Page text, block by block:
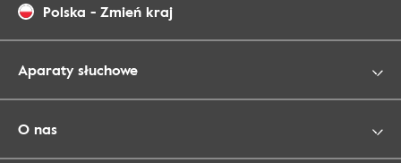
Polska - Zmień kraj
Aparaty słuchowe
O nas